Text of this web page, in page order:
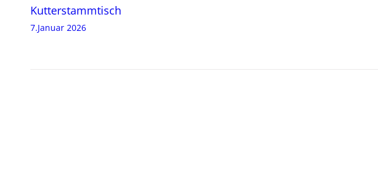
Beitragsnavigation
Kutterstammtisch
7.Januar 2026